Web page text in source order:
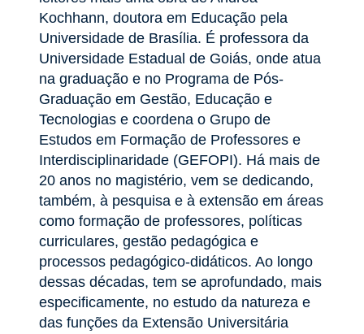
Kochhann, doutora em Educação pela
Universidade de Brasília. É professora da
Universidade Estadual de Goiás, onde atua
na graduação e no Programa de Pós-
Graduação em Gestão, Educação e
Tecnologias e coordena o Grupo de
Estudos em Formação de Professores e
Interdisciplinaridade (GEFOPI). Há mais de
20 anos no magistério, vem se dedicando,
também, à pesquisa e à extensão em áreas
como formação de professores, políticas
curriculares, gestão pedagógica e
processos pedagógico-didáticos. Ao longo
dessas décadas, tem se aprofundado, mais
especificamente, no estudo da natureza e
das funções da Extensão Universitária